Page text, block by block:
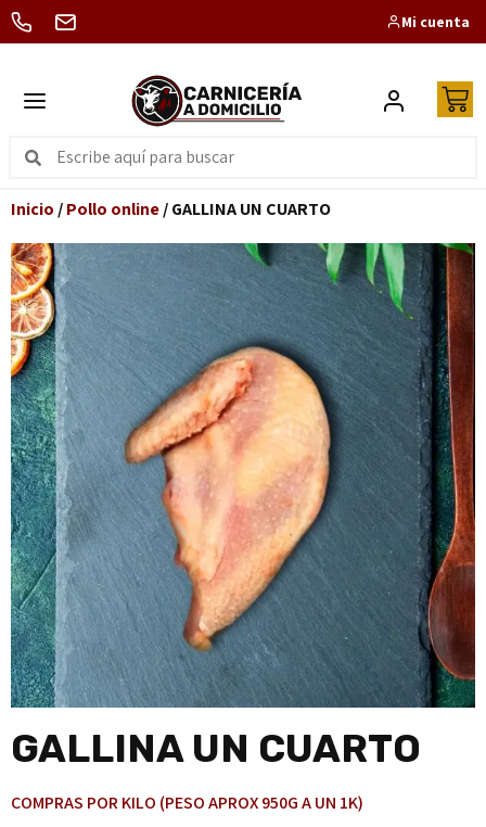
Mi cuenta
Inicio /Pollo online/ GALLINA UN CUARTO
GALLINA UN CUARTO
COMPRAS POR KILO (PESO APROX 950G A UN 1K)